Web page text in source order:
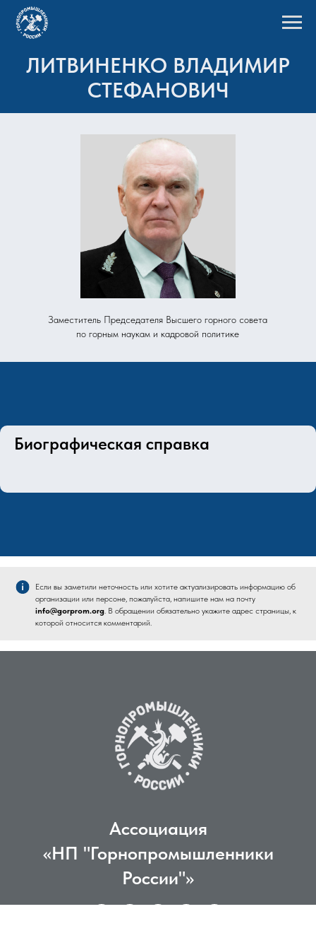
ЛИТВИНЕНКО ВЛАДИМИР
СТЕФАНОВИЧ
Заместитель Председателя Высшего горного совета
по горным наукам и кадровой политике
Биографическая справка
Если вы заметили неточность или хотите актуализировать информацию об
организации или персоне, пожалуйста, напишите нам на почту
info@gorprom.org. В обращении обязательно укажите адрес страницы, к
которой относится комментарий.
Ассоциация
«НП "Горнопромышленники
России"»